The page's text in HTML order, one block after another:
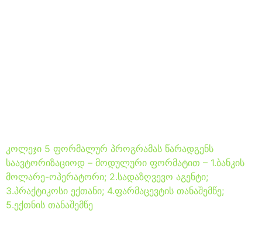
კოლეჯი 5 ფორმალურ პროგრამას წარადგენს
საავტორიზაციოდ – მოდულური ფორმატით – 1.ბანკის
მოლარე-ოპერატორი; 2.სადაზღვევო აგენტი;
3.პრაქტიკოსი ექთანი; 4.ფარმაცევტის თანაშემწე;
5.ექთნის თანაშემწე